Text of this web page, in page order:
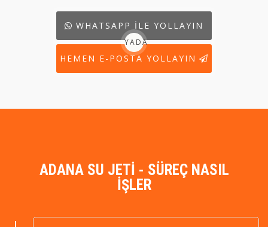
WHATSAPP İLE YOLLAYIN
YADA
HEMEN E-POSTA YOLLAYIN
ADANA SU JETİ - SÜREÇ NASIL
İŞLER